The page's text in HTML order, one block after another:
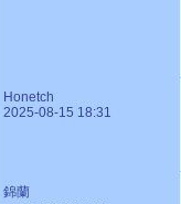
Honetch
2025-08-15 18:31
錦蘭